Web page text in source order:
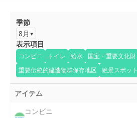
季節
8月
表示項目
コンビニ トイレ 給水
国宝・重要文化財
重要伝統的建造物群保存地区
絶景スポット
アイテム
コンビニ